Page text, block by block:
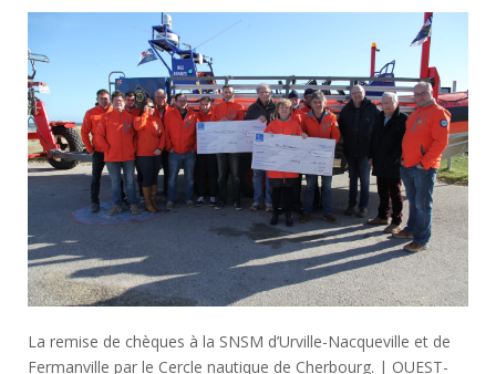
La remise de chèques à la SNSM d’Urville-Nacqueville et de
Fermanville par le Cercle nautique de Cherbourg. | OUEST-